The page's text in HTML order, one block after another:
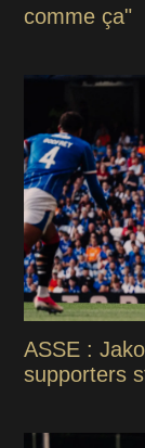
comme ça"
ASSE :
supporters